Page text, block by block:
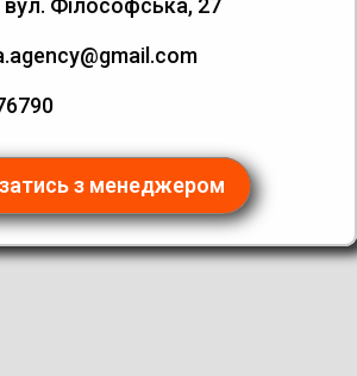
вул. Філософська, 27
з менеджером